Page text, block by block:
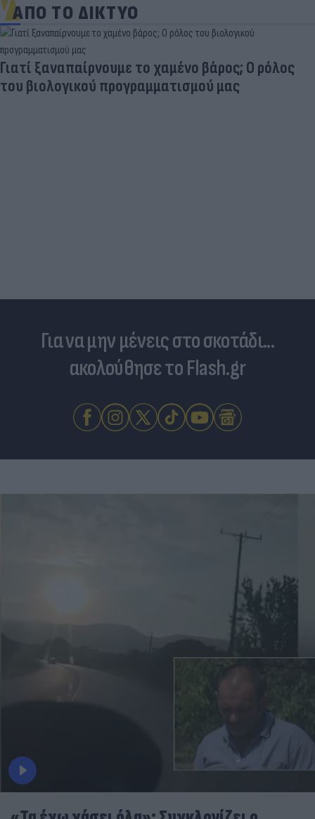
ΑΠΟ ΤΟ ΔΙΚΤΥΟ
Γιατί ξαναπαίρνουμε το χαμένο βάρος; Ο ρόλος
του βιολογικού προγραμματισμού μας
Για να μην μένεις στο σκοτάδι...
ακολούθησε το Flash.gr